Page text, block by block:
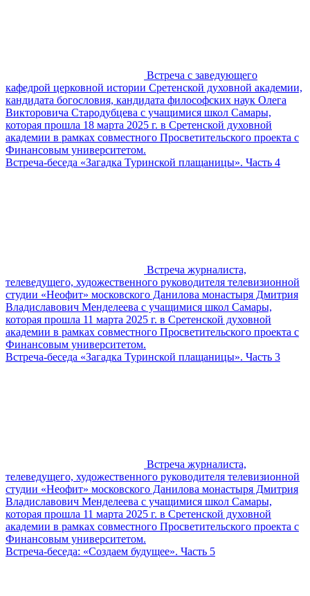
Встреча с заведующего
кафедрой церковной истории Сретенской духовной академии,
кандидата богословия, кандидата философских наук Олега
Викторовича Стародубцева с учащимися школ Самары,
которая прошла 18 марта 2025 г. в Сретенской духовной
академии в рамках совместного Просветительского проекта с
Финансовым университетом.
Встреча-беседа «Загадка Туринской плащаницы». Часть 4
Встреча журналиста,
телеведущего, художественного руководителя телевизионной
студии «Неофит» московского Данилова монастыря Дмитрия
Владиславович Менделеева с учащимися школ Самары,
которая прошла 11 марта 2025 г. в Сретенской духовной
академии в рамках совместного Просветительского проекта с
Финансовым университетом.
Встреча-беседа «Загадка Туринской плащаницы». Часть 3
Встреча журналиста,
телеведущего, художественного руководителя телевизионной
студии «Неофит» московского Данилова монастыря Дмитрия
Владиславович Менделеева с учащимися школ Самары,
которая прошла 11 марта 2025 г. в Сретенской духовной
академии в рамках совместного Просветительского проекта с
Финансовым университетом.
Встреча-беседа: «Создаем будущее». Часть 5